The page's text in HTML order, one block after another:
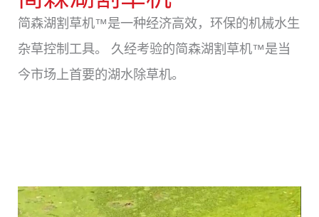
简森湖割草机™是一种经济高效，环保的机械水生
杂草控制工具。 久经考验的简森湖割草机™是当
今市场上首要的湖水除草机。